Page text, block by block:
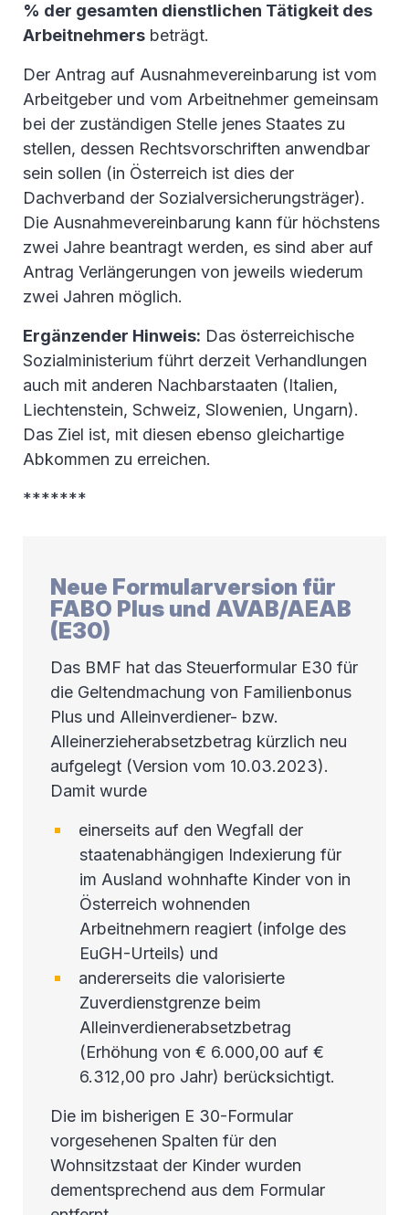
% der gesamten dienstlichen Tätigkeit des
Arbeitnehmers beträgt.
Der Antrag auf Ausnahmevereinbarung ist vom
Arbeitgeber und vom Arbeitnehmer gemeinsam
bei der zuständigen Stelle jenes Staates zu
stellen, dessen Rechtsvorschriften anwendbar
sein sollen (in Österreich ist dies der
Dachverband der Sozialversicherungsträger).
Die Ausnahmevereinbarung kann für höchstens
zwei Jahre beantragt werden, es sind aber auf
Antrag Verlängerungen von jeweils wiederum
zwei Jahren möglich.
Ergänzender Hinweis: Das österreichische
Sozialministerium führt derzeit Verhandlungen
auch mit anderen Nachbarstaaten (Italien,
Liechtenstein, Schweiz, Slowenien, Ungarn).
Das Ziel ist, mit diesen ebenso gleichartige
Abkommen zu erreichen.
*******
Neue Formularversion für
FABO Plus und AVAB/AEAB
(E30)
Das BMF hat das Steuerformular E30 für
die Geltendmachung von Familienbonus
Plus und Alleinverdiener- bzw.
Alleinerzieherabsetzbetrag kürzlich neu
aufgelegt (Version vom 10.03.2023).
Damit wurde
einerseits auf den Wegfall der
staatenabhängigen Indexierung für
im Ausland wohnhafte Kinder von in
Österreich wohnenden
Arbeitnehmern reagiert (infolge des
EuGH-Urteils) und
andererseits die valorisierte
Zuverdienstgrenze beim
Alleinverdienerabsetzbetrag
(Erhöhung von € 6.000,00 auf €
6.312,00 pro Jahr) berücksichtigt.
Die im bisherigen E 30-Formular
vorgesehenen Spalten für den
Wohnsitzstaat der Kinder wurden
dementsprechend aus dem Formular